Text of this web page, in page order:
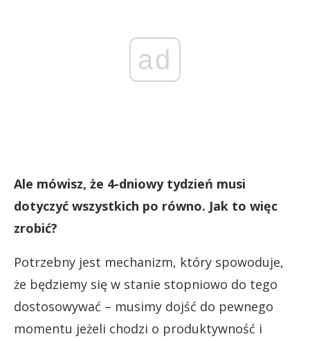
ad
Ale mówisz, że 4-dniowy tydzień musi
dotyczyć wszystkich po równo. Jak to więc
zrobić?
Potrzebny jest mechanizm, który spowoduje,
że będziemy się w stanie stopniowo do tego
dostosowywać – musimy dojść do pewnego
momentu jeżeli chodzi o produktywność i